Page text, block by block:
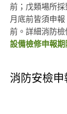
前；戊類場所
月底前皆須申
前。詳細消防
設備檢修申報期
消防安檢申